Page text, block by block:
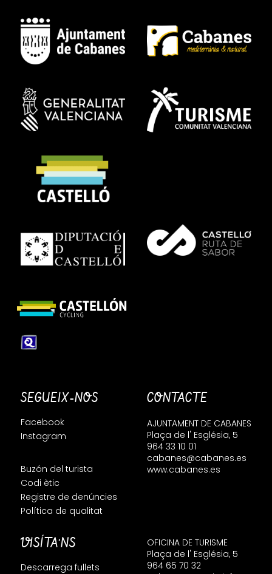
SEGUEIX-NOS
Facebook
Instagram
Buzón del turista
Codi ètic
Registre de denúncies
Política de qualitat
CONTACTE
AJUNTAMENT DE CABANES
Plaça de l' Església, 5
964 33 10 01
cabanes@cabanes.es
www.cabanes.es
VISÍTA'NS
Descarrega fullets
OFICINA DE TURISME
Plaça de l' Església, 5
964 65 70 32